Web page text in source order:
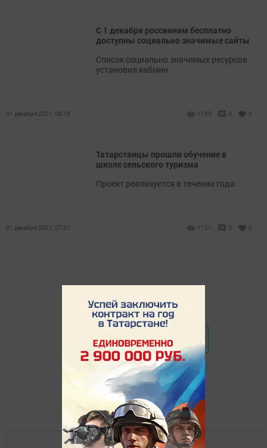
С 1 декабря россиянам бесплатно
доступны социально значимые сайты
Список социально значимых ресурсов
установил кабмин.
01 декабря 2021, 09:15 1155 0 0
Татарстанцы прошли обучение в
школе сельского туризма
Проект реализуется в течении года.
01 декабря 2021, 07:31 1121 0 0
❮ Назад